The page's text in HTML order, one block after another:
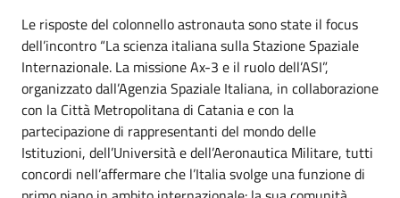
Le risposte del colonnello astronauta sono state il focus
dell’incontro “La scienza italiana sulla Stazione Spaziale
Internazionale. La missione Ax-3 e il ruolo dell’ASI”,
organizzato dall’Agenzia Spaziale Italiana, in collaborazione
con la Città Metropolitana di Catania e con la
partecipazione di rappresentanti del mondo delle
Istituzioni, dell’Università e dell’Aeronautica Militare, tutti
concordi nell’affermare che l’Italia svolge una funzione di